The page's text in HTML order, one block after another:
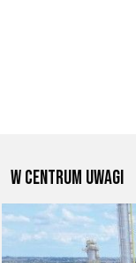
W centrum uwagi